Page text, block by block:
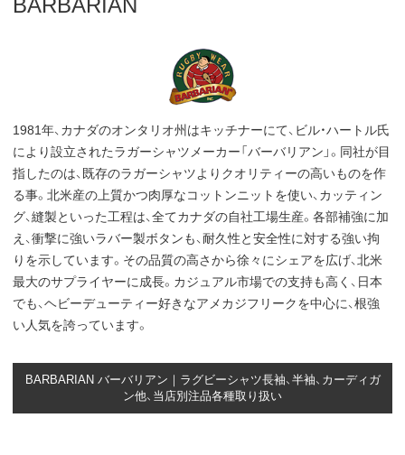
BARBARIAN
1981年、カナダのオンタリオ州はキッチナーにて、ビル・ハートル氏
により設立されたラガーシャツメーカー「バーバリアン」。同社が目
指したのは、既存のラガーシャツよりクオリティーの高いものを作
る事。北米産の上質かつ肉厚なコットンニットを使い、カッティン
グ、縫製といった工程は、全てカナダの自社工場生産。各部補強に加
え、衝撃に強いラバー製ボタンも、耐久性と安全性に対する強い拘
りを示しています。その品質の高さから徐々にシェアを広げ、北米
最大のサプライヤーに成長。カジュアル市場での支持も高く、日本
でも、ヘビーデューティー好きなアメカジフリークを中心に、根強
い人気を誇っています。
BARBARIAN バーバリアン｜ラグビーシャツ長袖、半袖、カーディガ
ン他、当店別注品各種取り扱い